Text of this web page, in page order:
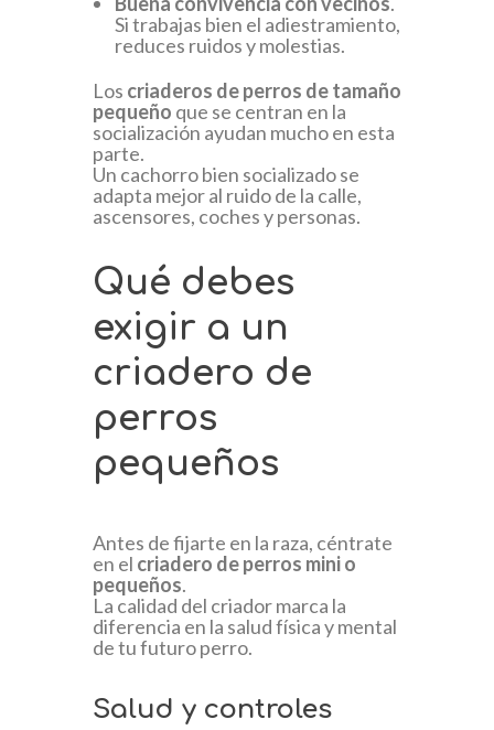
Si trabajas bien el adiestramiento,
reduces ruidos y molestias.
Los criaderos de perros de tamaño
pequeño que se centran en la
socialización ayudan mucho en esta
parte.
Un cachorro bien socializado se
adapta mejor al ruido de la calle,
ascensores, coches y personas.
Qué debes
exigir a un
criadero de
perros
pequeños
Antes de fijarte en la raza, céntrate
en el criadero de perros mini o
pequeños.
La calidad del criador marca la
diferencia en la salud física y mental
de tu futuro perro.
Salud y controles